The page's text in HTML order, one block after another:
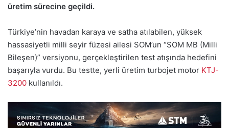
üretim sürecine geçildi.
Türkiye’nin havadan karaya ve satha atılabilen, yüksek
hassasiyetli milli seyir füzesi ailesi SOM’un “SOM MB (Milli
Bileşen)” versiyonu, gerçekleştirilen test atışında hedefini
başarıyla vurdu. Bu testte, yerli üretim turbojet motor KTJ-
3200 kullanıldı.